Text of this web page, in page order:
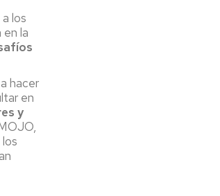
los
la
hacer
en
y